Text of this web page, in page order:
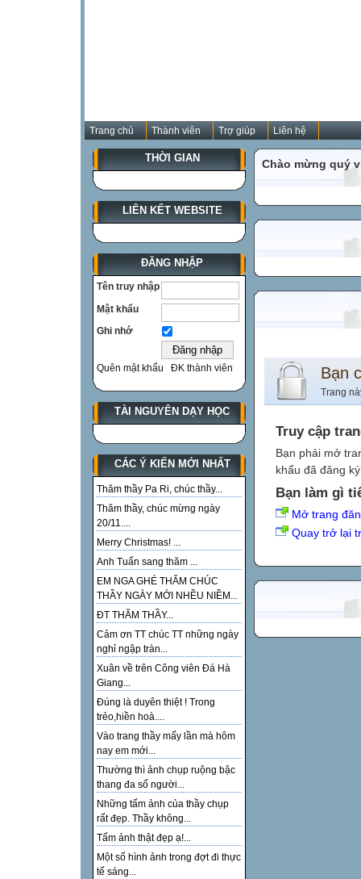
Trang chủ Thành viên Trợ giúp Liên hệ
THỜI GIAN
LIÊN KẾT WEBSITE
ĐĂNG NHẬP
Tên truy nhập
Mật khẩu
Ghi nhớ
Quên mật khẩu ĐK thành viên
TÀI NGUYÊN DẠY HỌC
CÁC Ý KIẾN MỚI NHẤT
Thăm thầy Pa Ri, chúc thầy...
Thăm thầy, chúc mừng ngày
20/11....
Merry Christmas! ...
Anh Tuấn sang thăm ...
EM NGA GHÉ THĂM CHÚC
THẦY NGÀY MỚI NHỀU NIỀM...
ĐT THĂM THẦY...
Cảm ơn TT chúc TT những ngày
nghỉ ngập tràn...
Xuân về trên Công viên Đá Hà
Giang...
Đúng là duyên thiệt ! Trong
trẻo,hiền hoà....
Vào trang thầy mấy lần mà hôm
nay em mới...
Thường thì ảnh chụp ruộng bậc
thang đa số người...
Những tấm ảnh của thầy chụp
rất đẹp. Thầy không...
Tấm ảnh thật đẹp ạ!...
Một số hình ảnh trong đợt đi thực
tế sáng...
Chào mừng quý
Bạn
Trang
Truy cập
Bạn phải mở
khẩu đã đăng
Bạn làm gì
Mở trang
Quay trở lại